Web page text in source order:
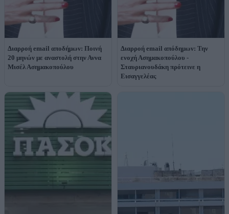
Διαρροή email αποδήμων: Ποινή
20 μηνών με αναστολή στην Αννα
Μισέλ Ασημακοπούλου
Διαρροή email απόδημων: Την
ενοχή Ασημακοπούλου -
Σταυριανουδάκη πρότεινε η
Εισαγγελέας